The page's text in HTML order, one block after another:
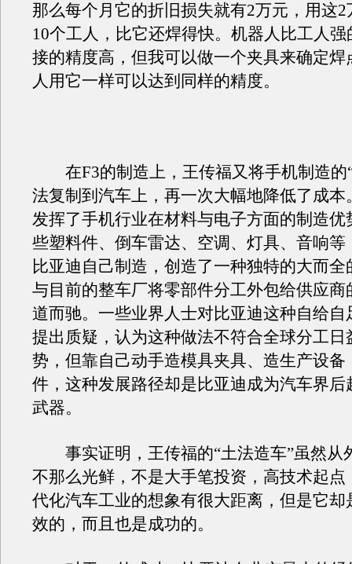
那么每个月它的折旧损失就有2万元，用这
10个工人，比它还焊得快。机器人比工人
接的精度高，但我可以做一个夹具来确定焊
人用它一样可以达到同样的精度。
在F3的制造上，王传福又将手机制造的
法复制到汽车上，再一次大幅地降低了成本
发挥了手机行业在材料与电子方面的制造优
些塑料件、倒车雷达、空调、灯具、音响等
比亚迪自己制造，创造了一种独特的大而全
与目前的整车厂将零部件分工外包给供应商
道而驰。一些业界人士对比亚迪这种自给自
提出质疑，认为这种做法不符合全球分工日
势，但靠自己动手造模具夹具、造生产设备
件，这种发展路径却是比亚迪成为汽车界后
武器。
事实证明，王传福的“土法造车”虽然从
不那么光鲜，不是大手笔投资，高技术起点
代化汽车工业的想象有很大距离，但是它却
效的，而且也是成功的。